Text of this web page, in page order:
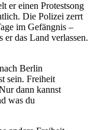
er einen Protestsong
Die Polizei zerrt
im Gefängnis –
das Land verlassen.
Berlin
sein. Freiheit
dann kannst
was du